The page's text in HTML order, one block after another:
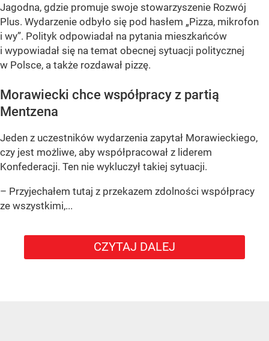
Jagodna, gdzie promuje swoje stowarzyszenie Rozwój
Plus. Wydarzenie odbyło się pod hasłem „Pizza, mikrofon
i wy”. Polityk odpowiadał na pytania mieszkańców
i wypowiadał się na temat obecnej sytuacji politycznej
w Polsce, a także rozdawał pizzę.
Morawiecki chce współpracy z partią
Mentzena
Jeden z uczestników wydarzenia zapytał Morawieckiego,
czy jest możliwe, aby współpracował z liderem
Konfederacji. Ten nie wykluczył takiej sytuacji.
– Przyjechałem tutaj z przekazem zdolności współpracy
ze wszystkimi,...
CZYTAJ DALEJ